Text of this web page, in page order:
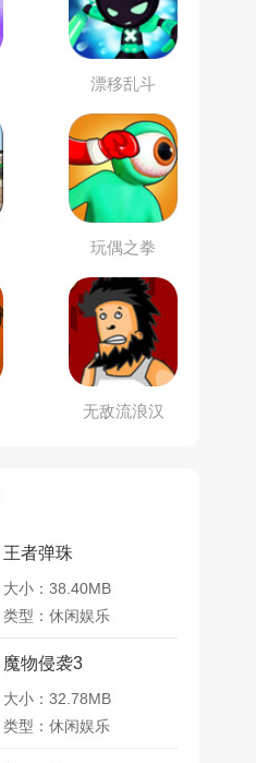
漂移乱斗
玩偶之拳
无敌流浪汉
王者弹珠
大小：38.40MB
类型：休闲娱乐
魔物侵袭3
大小：32.78MB
类型：休闲娱乐